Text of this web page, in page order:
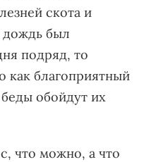
скота и
дождь был
подряд, то
как благоприятный
обойдут их
что можно, а что